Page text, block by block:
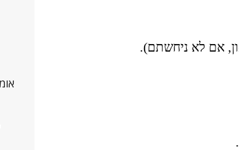
אם לא ניחשתם).